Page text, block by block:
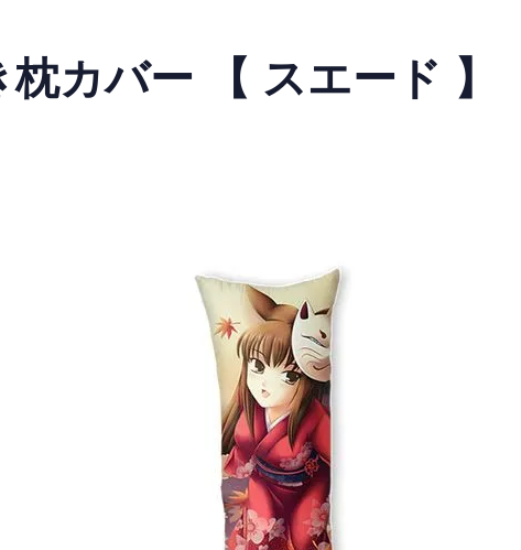
枕カバー 【 スエード